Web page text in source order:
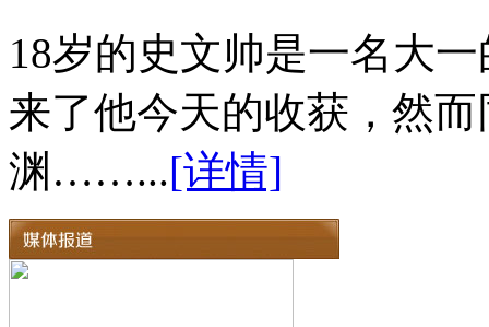
18岁的史文帅是一名大
来了他今天的收获，然
渊……...[详情]